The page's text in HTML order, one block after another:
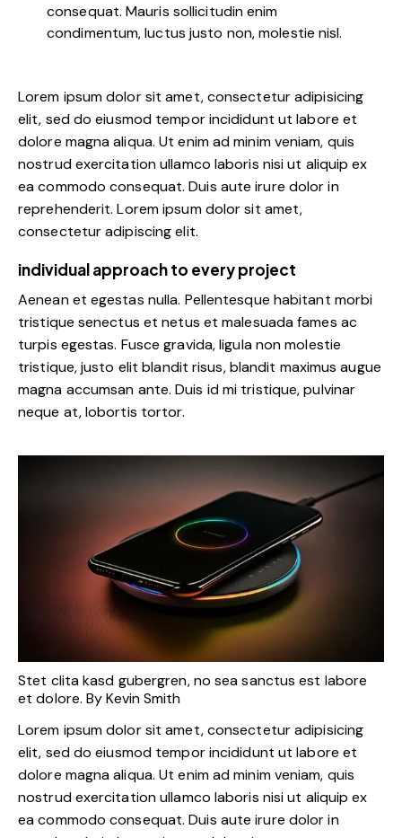
consequat. Mauris sollicitudin enim
condimentum, luctus justo non, molestie nisl.
Lorem ipsum dolor sit amet, consectetur adipisicing
elit, sed do eiusmod tempor incididunt ut labore et
dolore magna aliqua. Ut enim ad minim veniam, quis
nostrud exercitation ullamco laboris nisi ut aliquip ex
ea commodo consequat. Duis aute irure dolor in
reprehenderit. Lorem ipsum dolor sit amet,
consectetur adipiscing elit.
individual approach to every project
Aenean et egestas nulla. Pellentesque habitant morbi
tristique senectus et netus et malesuada fames ac
turpis egestas. Fusce gravida, ligula non molestie
tristique, justo elit blandit risus, blandit maximus augue
magna accumsan ante. Duis id mi tristique, pulvinar
neque at, lobortis tortor.
Stet clita kasd gubergren, no sea sanctus est labore
et dolore. ByKevin Smith
Lorem ipsum dolor sit amet, consectetur adipisicing
elit, sed do eiusmod tempor incididunt ut labore et
dolore magna aliqua. Ut enim ad minim veniam, quis
nostrud exercitation ullamco laboris nisi ut aliquip ex
ea commodo consequat. Duis aute irure dolor in